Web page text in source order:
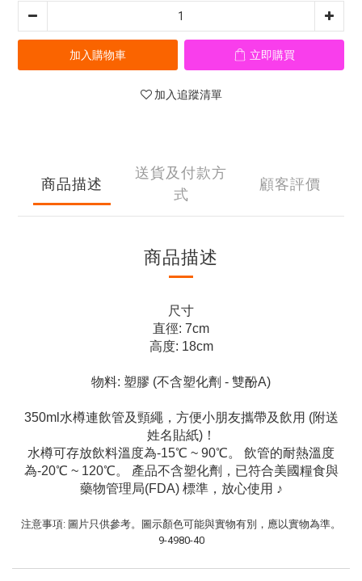
加入購物車 立即購買
加入追蹤清單
商品描述
送貨及付款方
式
顧客評價
商品描述
尺寸
直徑: 7cm
高度: 18cm
物料: 塑膠 (不含塑化劑 - 雙酚A)
350ml水樽連飲管及頸繩，方便小朋友攜帶及飲用 (附送
姓名貼紙)！
水樽可存放飲料溫度為-15℃ ~ 90℃。 飲管的耐熱溫度
為-20℃ ~ 120℃。 產品不含塑化劑，已符合美國糧食與
藥物管理局(FDA) 標準，放心使用 ♪
注意事項: 圖片只供參考。圖示顏色可能與實物有別，應以實物為準。
9-4980-40